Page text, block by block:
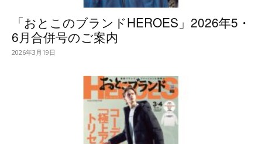
「おとこのブランドHEROES」2026年5・
6月合併号のご案内
2026年3月19日